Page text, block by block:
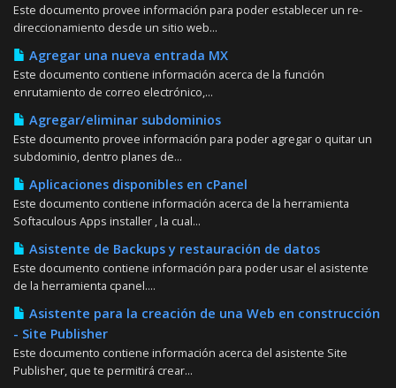
Este documento provee información para poder establecer un re-
direccionamiento desde un sitio web...
Agregar una nueva entrada MX
Este documento contiene información acerca de la función
enrutamiento de correo electrónico,...
Agregar/eliminar subdominios
Este documento provee información para poder agregar o quitar un
subdominio, dentro planes de...
Aplicaciones disponibles en cPanel
Este documento contiene información acerca de la herramienta
Softaculous Apps installer , la cual...
Asistente de Backups y restauración de datos
Este documento contiene información para poder usar el asistente
de la herramienta cpanel....
Asistente para la creación de una Web en construcción
- Site Publisher
Este documento contiene información acerca del asistente Site
Publisher, que te permitirá crear...